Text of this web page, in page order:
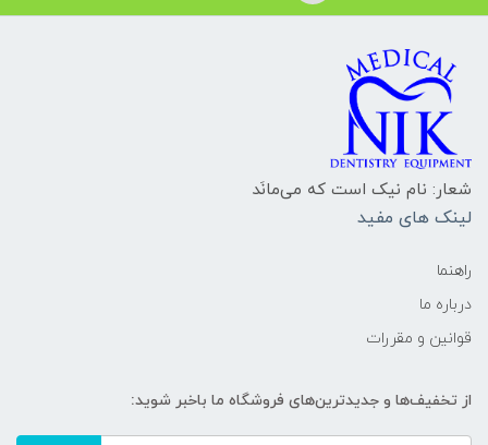
شعار: نام نیک است که می‌مانَد
لینک های مفید
راهنما
درباره ما
قوانین و مقررات
از تخفیف‌ها و جدیدترین‌های فروشگاه ما باخبر شوید: